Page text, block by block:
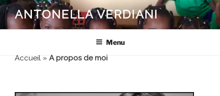
Aller
au
contenu
ANTONELLA VERDIANI
Menu
Accueil » A propos de moi